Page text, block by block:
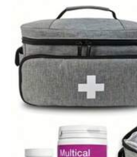
Expédition à Belgium
Livraison
Estimation de livraison: 4-9 jours
30-jours de retours gratuits
Paiements sécurisés · Protection
Vendu par le vendeur
Informations et obligations du